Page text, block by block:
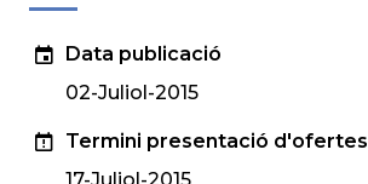
Data publicació
02-Juliol-2015
Termini presentació d'ofertes